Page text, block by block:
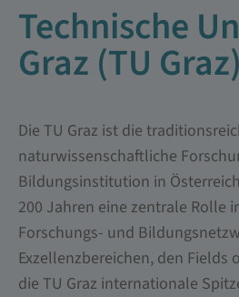
Technische
Graz (TU Graz)
Die TU Graz ist die
naturwissenschaftliche
Bildungsinstitution in
200 Jahren eine zentrale Rolle
Forschungs- und
Exzellenzbereichen, den Fields
die TU Graz internationale